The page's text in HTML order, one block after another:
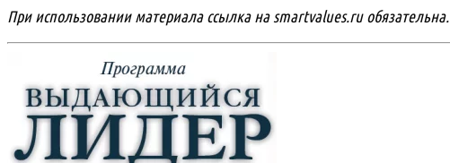
При использовании материала ссылка на smartvalues.ru обязательна.